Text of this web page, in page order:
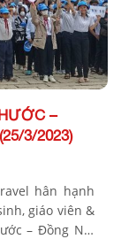
–
3/2023)
hân hạnh
giáo viên &
– Đồng Nai